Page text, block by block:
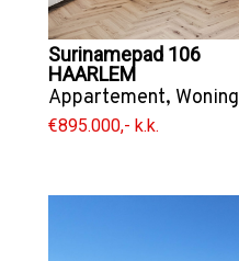
Surinamepad 106
HAARLEM
Appartement, Woning
€895.000,- k.k.